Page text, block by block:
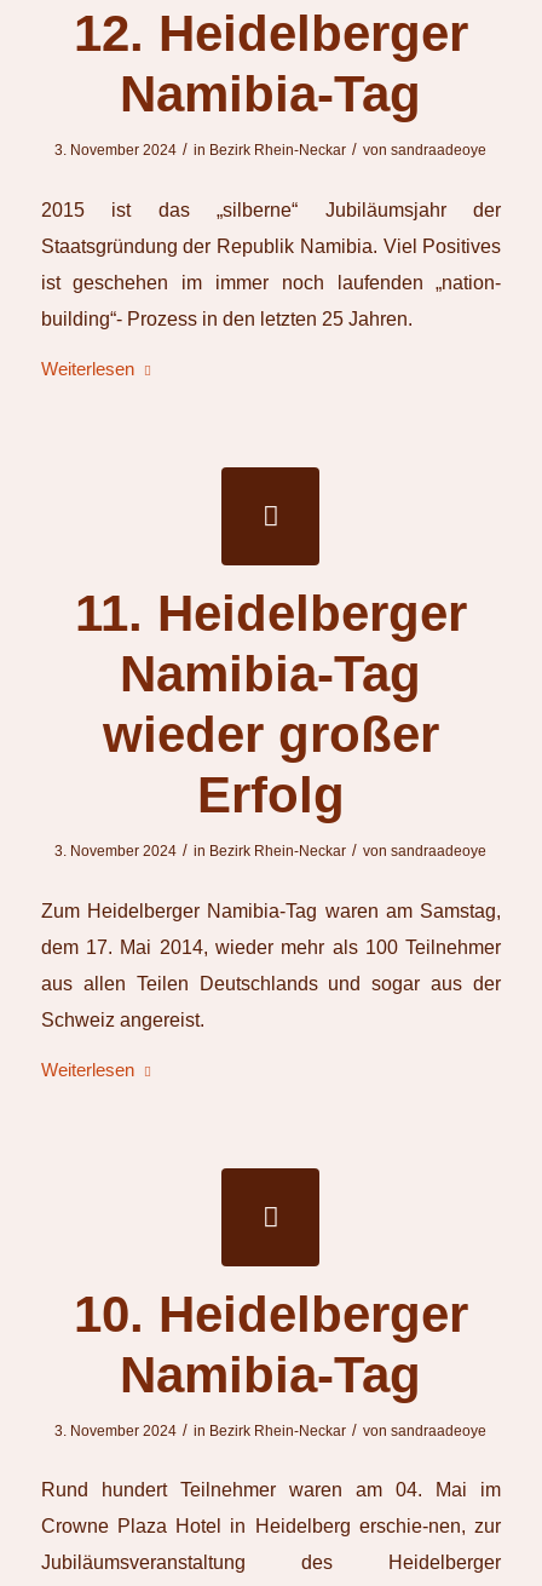
12. Heidelberger
Namibia-Tag
3. November 2024 / in Bezirk Rhein-Neckar / vonsandraadeoye
2015 ist das „silberne“ Jubiläumsjahr der
Staatsgründung der Republik Namibia. Viel Positives
ist geschehen im immer noch laufenden „nation-
building“- Prozess in den letzten 25 Jahren.
Weiterlesen
11. Heidelberger
Namibia-Tag
wieder großer
Erfolg
3. November 2024 / in Bezirk Rhein-Neckar / vonsandraadeoye
Zum Heidelberger Namibia-Tag waren am Samstag,
dem 17. Mai 2014, wieder mehr als 100 Teilnehmer
aus allen Teilen Deutschlands und sogar aus der
Schweiz angereist.
Weiterlesen
10. Heidelberger
Namibia-Tag
3. November 2024 / in Bezirk Rhein-Neckar / vonsandraadeoye
Rund hundert Teilnehmer waren am 04. Mai im
Crowne Plaza Hotel in Heidelberg erschie-nen, zur
Jubiläumsveranstaltung des Heidelberger